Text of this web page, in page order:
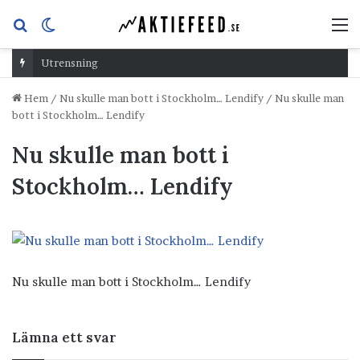
Sök
efterskin
Utrensning
Hem / Nu skulle man bott i Stockholm… Lendify / Nu skulle man
bott i Stockholm… Lendify
Nu skulle man bott i
Stockholm… Lendify
Nu skulle man bott i Stockholm… Lendify
Lämna ett svar